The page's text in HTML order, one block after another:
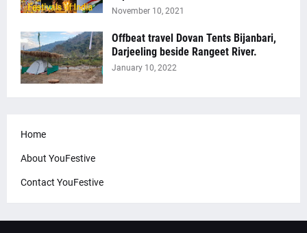
November 10, 2021
Offbeat travel Dovan Tents Bijanbari,
Darjeeling beside Rangeet River.
January 10, 2022
Home
About YouFestive
Contact YouFestive